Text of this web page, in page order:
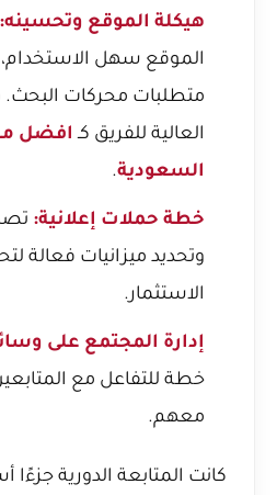
هيكلة الموقع وتحسينه:
الموقع سهل
متطلبات محركات
العالية للفريق كـ افضل
السعودية.
خطة حملات إعلانية:
وتحديد ميزانيات فعالة
الاستثمار.
إدارة المجتمع على
خطة للتفاعل مع
معهم.
كانت المتابعة الدورية